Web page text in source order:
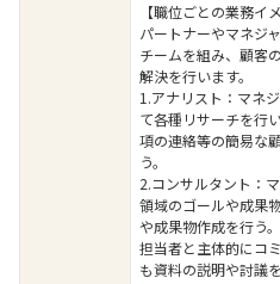
【職位ごとの業務イ
パートナーやマネジ
チームを組み、顧客
解決を行います。
1.アナリスト：マネ
て各種リサーチを行
項の連絡等の簡易な
う。
2.コンサルタント：
領域のゴールや成果
や成果物作成を行う
担当者と主体的にコ
も資料の説明や討議を